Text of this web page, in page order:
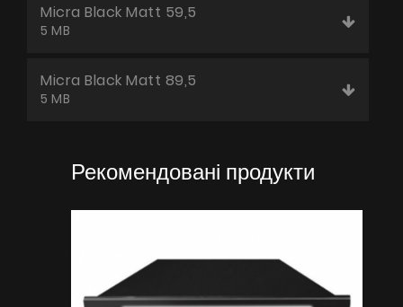
Micra Black Matt 59,5
5 MB
Micra Black Matt 89,5
5 MB
Рекомендовані продукти